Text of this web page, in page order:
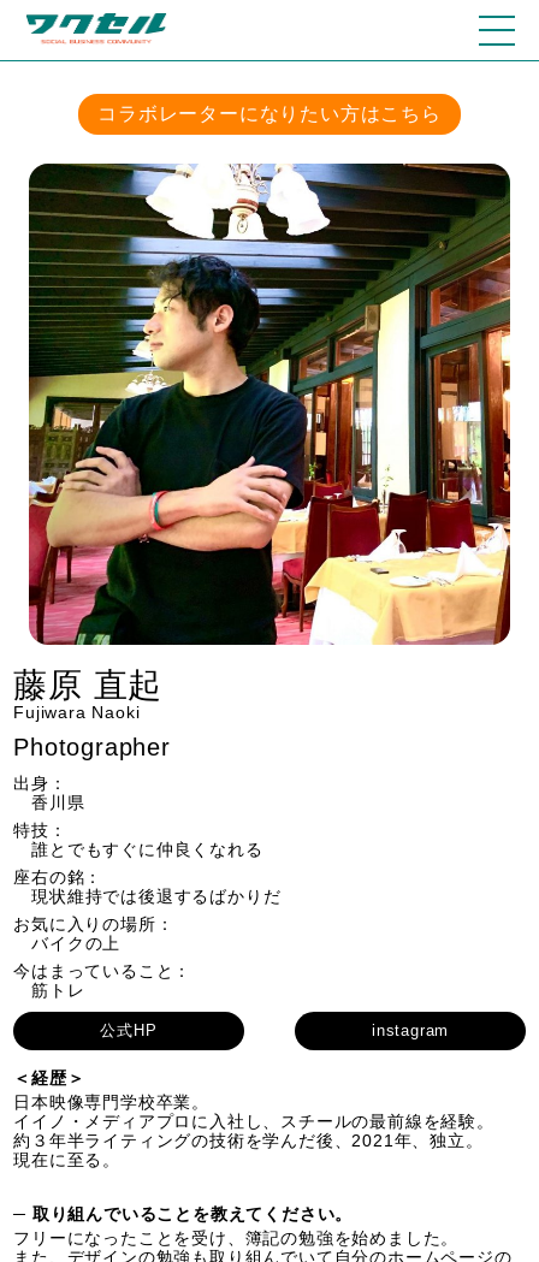
コラボレーターになりたい方はこちら
藤原 直起
Fujiwara Naoki
Photographer
出身：
香川県
特技：
誰とでもすぐに仲良くなれる
座右の銘：
現状維持では後退するばかりだ
お気に入りの場所：
バイクの上
今はまっていること：
筋トレ
公式HP instagram
＜経歴＞
日本映像専門学校卒業。
イイノ・メディアプロに入社し、スチールの最前線を経験。
約３年半ライティングの技術を学んだ後、2021年、独立。
現在に至る。
─ 取り組んでいることを教えてください。
フリーになったことを受け、簿記の勉強を始めました。
また、デザインの勉強も取り組んでいて自分のホームページの